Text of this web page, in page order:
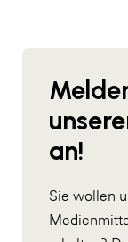
an!
Sie wollen